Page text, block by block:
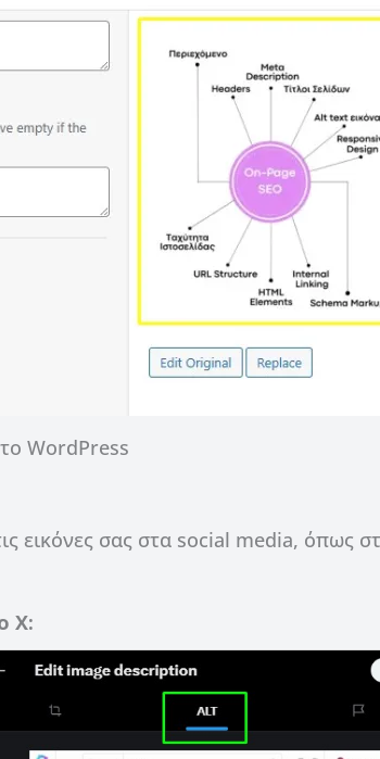
WordPress
εικόνες σας στα social media, όπως
X: